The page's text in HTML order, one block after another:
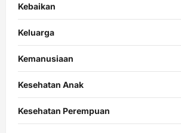
Kebaikan
Keluarga
Kemanusiaan
Kesehatan Anak
Kesehatan Perempuan